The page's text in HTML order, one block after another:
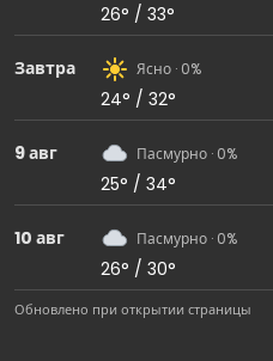
26° / 33°
Завтра Ясно · 0%
24° / 32°
9 авг Пасмурно · 0%
25° / 34°
10 авг Пасмурно · 0%
26° / 30°
Обновлено при открытии страницы